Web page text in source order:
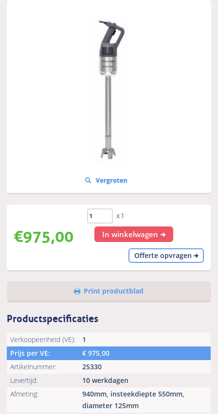
€975,00
x1
In winkelwagen
Offerte opvragen
Print productblad
Productspecificaties
Verkoopeenheid (VE):
1
Prijs per VE:
€975,00
Artikelnummer:
25330
Levertijd:
10 werkdagen
Afmeting:
940mm, insteekdiepte 550mm,
diameter 125mm